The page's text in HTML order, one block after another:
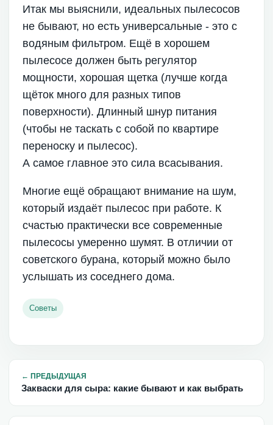
Итак мы выяснили, идеальных пылесосов
не бывают, но есть универсальные - это с
водяным фильтром. Ещё в хорошем
пылесосе должен быть регулятор
мощности, хорошая щетка (лучше когда
щёток много для разных типов
поверхности). Длинный шнур питания
(чтобы не таскать с собой по квартире
переноску и пылесос).
А самое главное это сила всасывания.
Многие ещё обращают внимание на шум,
который издаёт пылесос при работе. К
счастью практически все современные
пылесосы умеренно шумят. В отличии от
советского бурана, который можно было
услышать из соседнего дома.
Советы
← ПРЕДЫДУЩАЯ
Закваски для сыра: какие бывают и как выбрать